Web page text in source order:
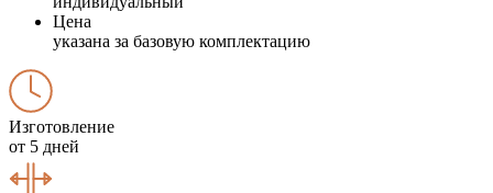
Цена
указана за базовую комплектацию
Изготовление
от 5 дней